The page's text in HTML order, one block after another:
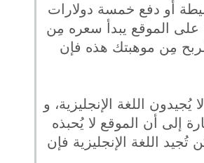
أو دفع خمسة دولارات
على الموقع يبدأ سعره مِن
مِن موهبتك هذه فإن
اللغة الإنجليزية، و
إلى أن الموقع لا يُحبذه
اللغة الإنجليزية فإن